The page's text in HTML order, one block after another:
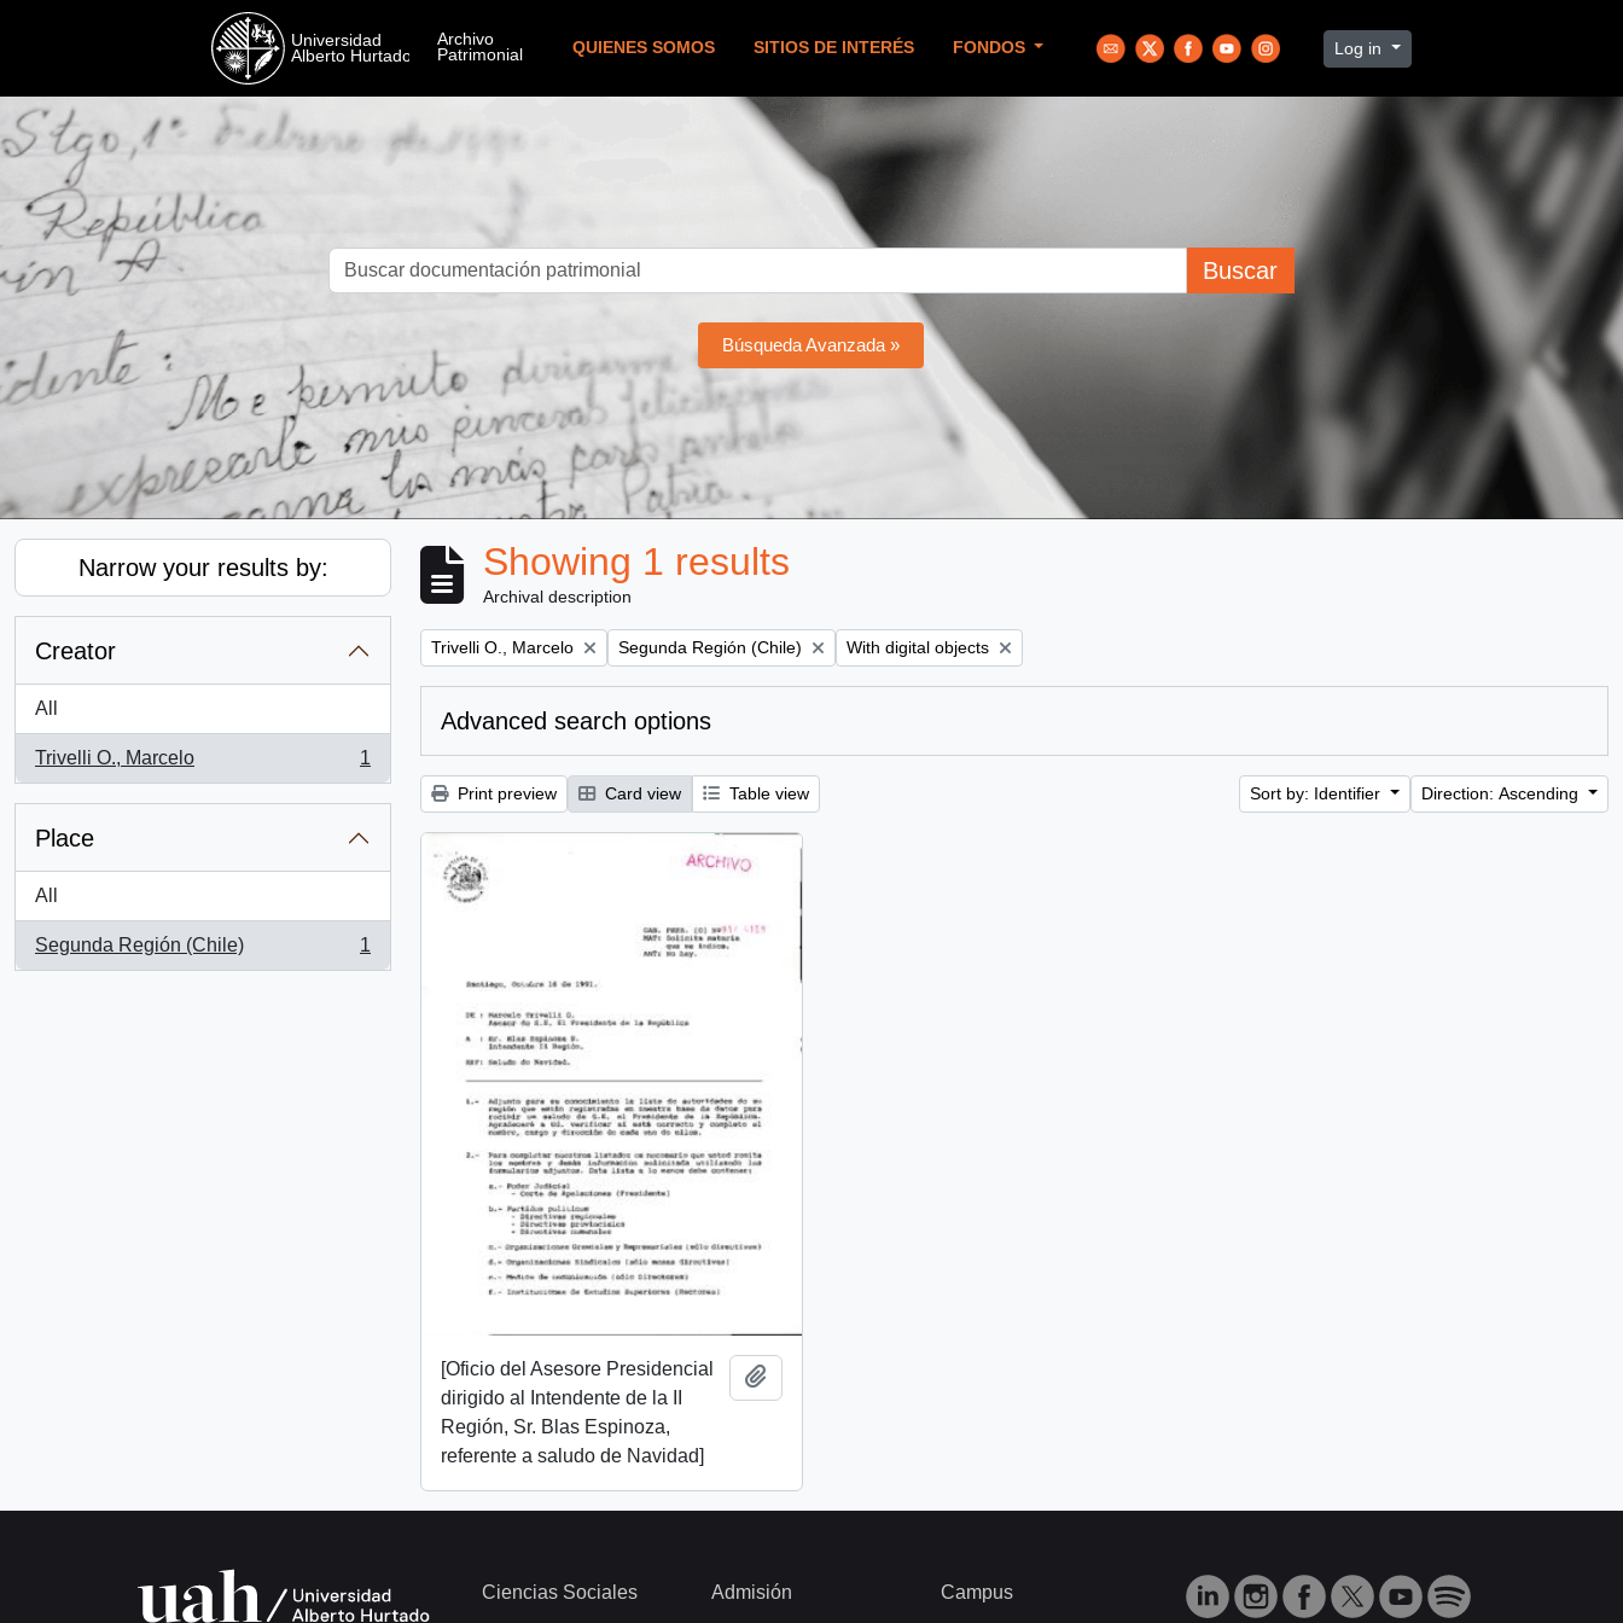
QUIENES SOMOS SITIOS DE INTERÉS FONDOS Log in
Buscar
Búsqueda Avanzada »
Narrow your results by:
Creator
All
Trivelli O., Marcelo
, 1 results
1
Place
All
Segunda Región (Chile)
, 1 results
1
Showing 1 results
Archival description
Remove filter:
Trivelli O., Marcelo Remove filter:
Segunda Región (Chile) Remove filter:
With digital objects
Advanced search options
Print preview Card view Table view Sort by: Identifier Direction: Ascending
[Oficio del Asesore Presidencial
dirigido al Intendente de la II
Región, Sr. Blas Espinoza,
referente a saludo de Navidad]
Ciencias Sociales Admisión Campus